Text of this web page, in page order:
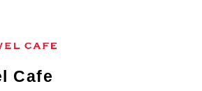
Cafe